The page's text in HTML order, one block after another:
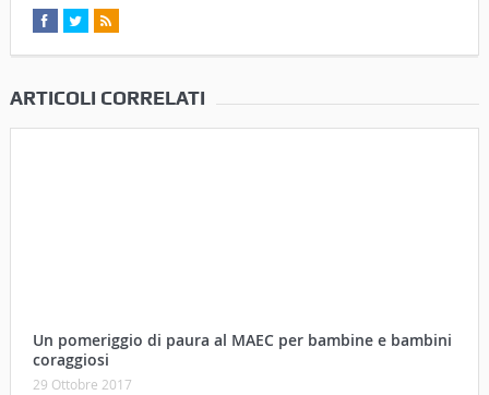
ARTICOLI CORRELATI
Un pomeriggio di paura al MAEC per bambine e bambini
coraggiosi
29 Ottobre 2017